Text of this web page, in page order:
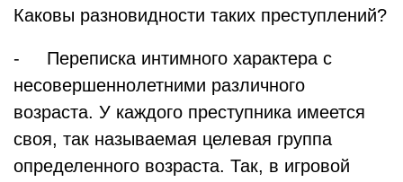
Каковы разновидности таких преступлений?
- Переписка интимного характера с
несовершеннолетними различного
возраста. У каждого преступника имеется
своя, так называемая целевая группа
определенного возраста. Так, в игровой